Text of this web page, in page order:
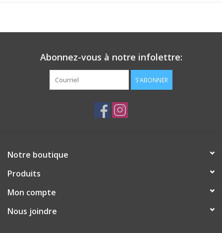
Abonnez-vous à notre infolettre:
S'ABONNER
Notre boutique
Produits
Mon compte
Nous joindre